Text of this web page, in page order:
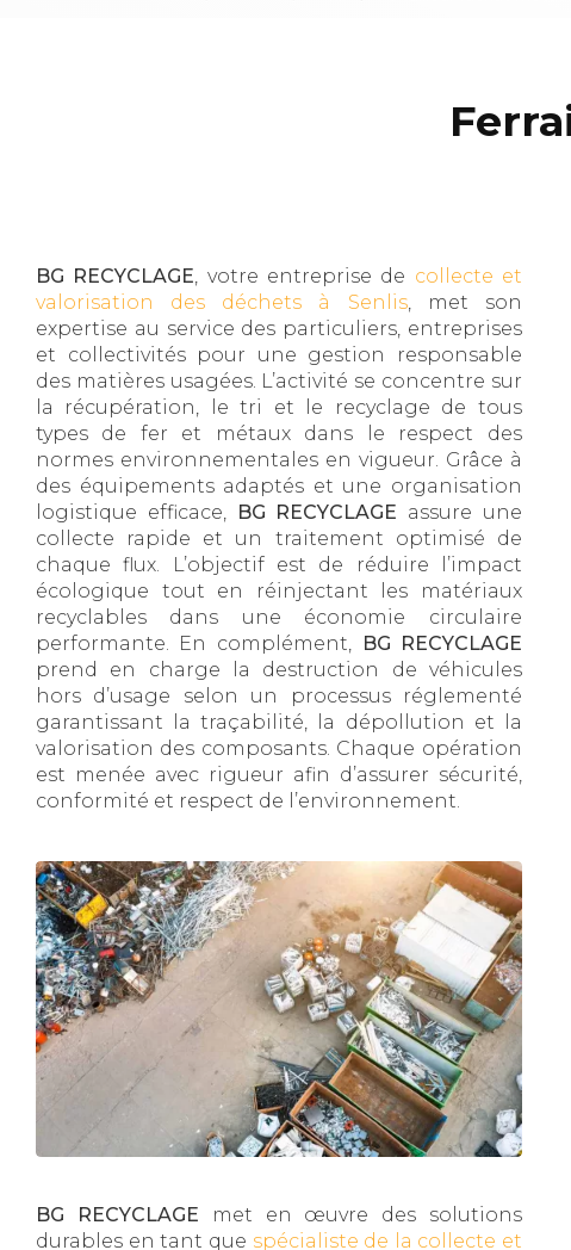
BG RECYCLAGE, votre entreprise de collecte et
valorisation des déchets à Senlis, met son
expertise au service des particuliers, entreprises
et collectivités pour une gestion responsable
des matières usagées. L’activité se concentre sur
la récupération, le tri et le recyclage de tous
types de fer et métaux dans le respect des
normes environnementales en vigueur. Grâce à
des équipements adaptés et une organisation
logistique efficace,
BG RECYCLAGE assure une
collecte rapide et un traitement optimisé de
chaque flux. L’objectif est de réduire l’impact
écologique tout en réinjectant les matériaux
recyclables dans une économie circulaire
performante. En complément,
BG RECYCLAGE
prend en charge la destruction de véhicules
hors d’usage selon un processus réglementé
garantissant la traçabilité, la dépollution et la
valorisation des composants. Chaque opération
est menée avec rigueur afin d’assurer sécurité,
conformité et respect de l’environnement.
BG RECYCLAGE met en œuvre des solutions
durables en tant que spécialiste de la collecte et